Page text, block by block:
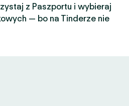
z Paszportu i wybieraj
— bo na Tinderze nie